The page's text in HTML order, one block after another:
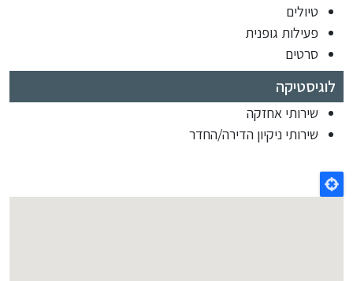
טיולים
פעילות גופנית
סרטים
לוגיסטיקה
שירותי אחזקה
שירותי ניקיון הדירה/החדר